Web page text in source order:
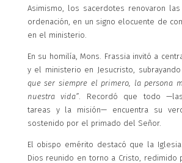
Asimismo, los sacerdotes renovaron
ordenación, en un signo elocuente de
en el ministerio.
En su homilía, Mons. Frassia invitó a
y el ministerio en Jesucristo,
que ser siempre el primero, la persona
nuestra vida” . Recordó que todo
tareas y la misión— encuentra su
sostenido por el primado del Señor.
El obispo emérito destacó que la
Dios reunido en torno a Cristo, redimido